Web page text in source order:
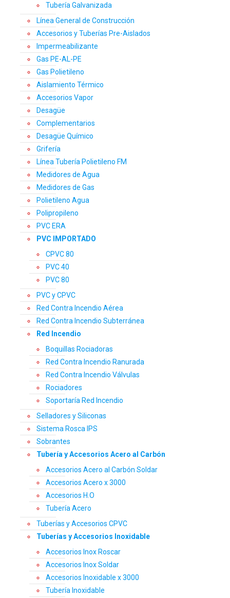
Tubería Galvanizada
Línea General de Construcción
Accesorios y Tuberías Pre-Aislados
Impermeabilizante
Gas PE-AL-PE
Gas Polietileno
Aislamiento Térmico
Accesorios Vapor
Desagüe
Complementarios
Desagüe Químico
Grifería
Línea Tubería Polietileno FM
Medidores de Agua
Medidores de Gas
Polietileno Agua
Polipropileno
PVC ERA
PVC IMPORTADO
CPVC 80
PVC 40
PVC 80
PVC y CPVC
Red Contra Incendio Aérea
Red Contra Incendio Subterránea
Red Incendio
Boquillas Rociadoras
Red Contra Incendio Ranurada
Red Contra Incendio Válvulas
Rociadores
Soportaría Red Incendio
Selladores y Siliconas
Sistema Rosca IPS
Sobrantes
Tubería y Accesorios Acero al Carbón
Accesorios Acero al Carbón Soldar
Accesorios Acero x 3000
Accesorios H.O
Tubería Acero
Tuberías y Accesorios CPVC
Tuberías y Accesorios Inoxidable
Accesorios Inox Roscar
Accesorios Inox Soldar
Accesorios Inoxidable x 3000
Tubería Inoxidable